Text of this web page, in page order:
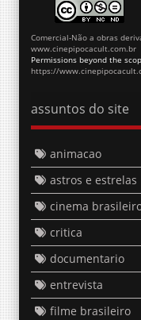
Comercial-Não a obras
www.cinepipocacult.com.br
Permissions beyond the
https://
assuntos do site
animacao
astros e estrelas
cinema
critica
documentario
entrevista
filme brasileiro